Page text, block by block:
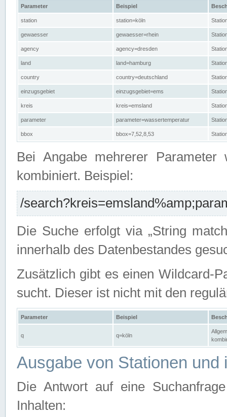
Parameter Beispiel
station station=köln
gewaesser gewaesser=rhein
agency agency=dresden
land land=hamburg
country country=deutschland
einzugsgebiet einzugsgebiet=ems
kreis kreis=emsland
parameter parameter=wassertemperatur
bbox bbox=7,52,8,53
Bei Angabe mehrerer Parameter
kombiniert. Beispiel:
/
Die Suche erfolgt via „String
innerhalb des Datenbestandes
Zusätzlich gibt es einen Wildcard-
sucht. Dieser ist nicht mit den
Parameter Beispiel
q q=köln
Ausgabe von Stationen und
Die Antwort auf eine
Inhalten: